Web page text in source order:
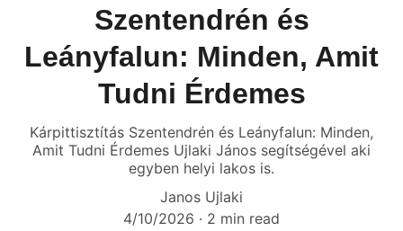
Szentendrén és
Leányfalun: Minden, Amit
Tudni Érdemes
Kárpittisztítás Szentendrén és Leányfalun: Minden,
Amit Tudni Érdemes Ujlaki János segítségével aki
egyben helyi lakos is.
Janos Ujlaki
4/10/2026
2 min read